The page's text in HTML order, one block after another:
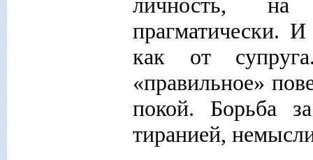
личность, на
прагматически.
как от
«правильное»
покой. Борьба
тиранией,